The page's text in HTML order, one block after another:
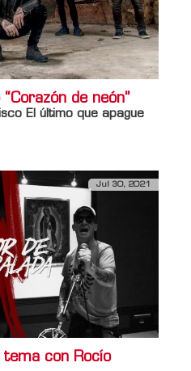
de neón”
El último que apague
Jul 30, 2021
con Rocío